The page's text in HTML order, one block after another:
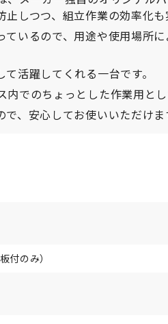
しつつ、組立作業の効率化も
いるので、用途や使用場所
活躍してくれる一台です。
でのちょっとした作業用とし
、安心してお使いいただけま
のみ）